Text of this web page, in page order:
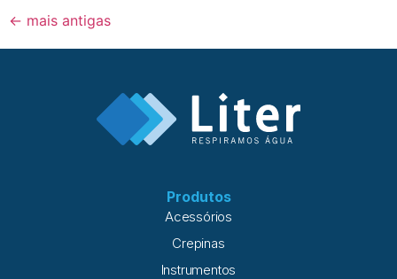
← mais antigas
Produtos
Acessórios
Crepinas
Instrumentos